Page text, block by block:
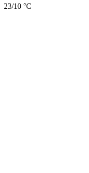
23/10 °C